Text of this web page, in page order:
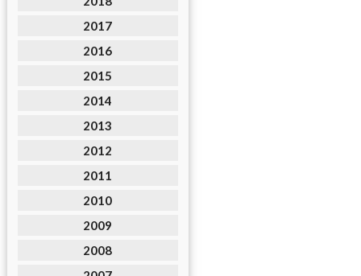
2017
2016
2015
2014
2013
2012
2011
2010
2009
2008